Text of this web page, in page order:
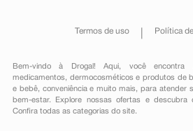
Termos de uso Política
Bem-vindo à Drogal! Aqui, você encontra
medicamentos , dermocosméticos e produtos de
e bebê, conveniênciae muito mais, para atender
bem-estar. Explore nossas ofertas e descubra
Confira todas as categorias do site.